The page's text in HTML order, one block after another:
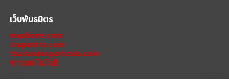
เว็บพันธมิตร
mxphone.com
stepextra.com
thailandesportclub.com
ข่าวเทคโนโลยี